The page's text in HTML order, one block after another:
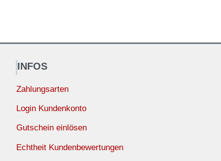
INFOS
Zahlungsarten
Login Kundenkonto
Gutschein einlösen
Echtheit Kundenbewertungen